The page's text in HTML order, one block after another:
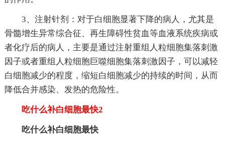
3、注射针剂：对于白细胞显著下降的病人，尤其是
骨髓增生异常综合征、再生障碍性贫血等血液系统疾病或
者化疗后的病人，主要是通过注射重组人粒细胞集落刺激
因子或者重组人粒细胞巨噬细胞集落刺激因子，可以减轻
白细胞减少的程度，缩短白细胞减少的持续的时间，从而
降低合并感染、发热的危险性。
吃什么补白细胞最快2
吃什么补白细胞最快